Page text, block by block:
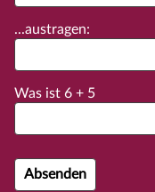
...austragen:
Was ist 6 + 5